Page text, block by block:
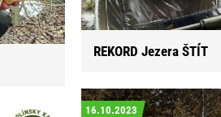
REKORD Jezera ŠTÍT
16.10.2023